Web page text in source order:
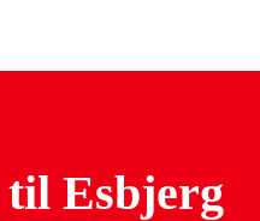
Esbjerg